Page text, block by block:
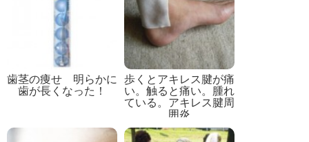
歯茎の痩せ 明らかに
歯が長くなった！
歩くとアキレス腱が痛
い。触ると痛い。腫れ
ている。アキレス腱周
囲炎